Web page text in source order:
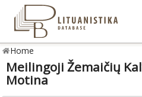
Home
Meilingoji Žemaičių
Motina